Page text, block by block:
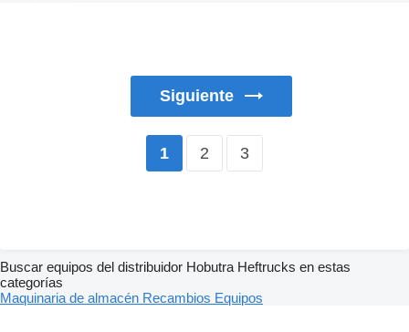
Siguiente
1 2 3
Buscar equipos del distribuidor Hobutra Heftrucks en estas
categorías
Maquinaria de almacén Recambios Equipos